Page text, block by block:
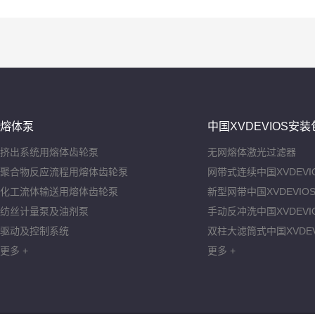
熔体泵
挤出系统用熔体齿轮泵
聚合物反应流程用熔体齿轮泵
化工流体输送用熔体齿轮泵
纺丝计量泵及油剂泵
驱动及控制系统
更多 +
中国XVDEVIOS安装
无网熔体激光过滤器
网带式连续中国
新型网带中国
手动反冲洗中国
双柱大滤筒式中国
更多 +